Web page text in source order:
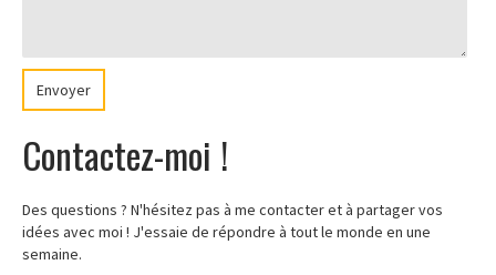
Envoyer
Contactez-moi !
Des questions ? N'hésitez pas à me contacter et à partager vos
idées avec moi ! J'essaie de répondre à tout le monde en une
semaine.